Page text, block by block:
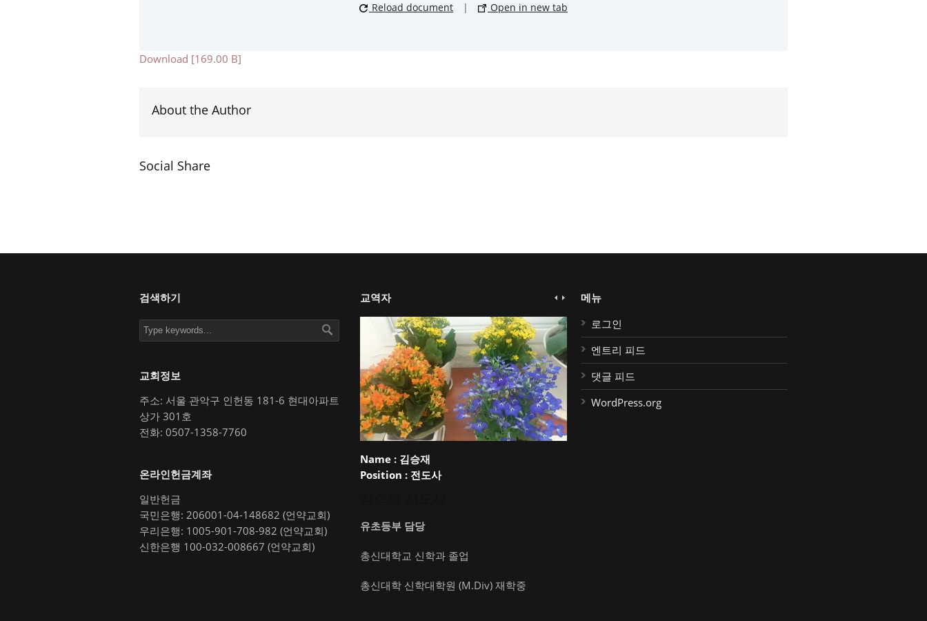
Reload document | Open in new tab
Download [169.00 B]
About the Author
Social Share
검색하기
교회정보
주소: 서울 관악구 인헌동 181-6 현대아파트
상가 301호
전화: 0507-1358-7760
온라인헌금계좌
일반헌금
국민은행: 206001-04-148682 (언약교회)
우리은행: 1005-901-708-982 (언약교회)
신한은행 100-032-008667 (언약교회)
교역자
Name :김승재
Position :전도사
유초등부 담당
총신대학교 신학과 졸업
총신대학 신학대학원 (M.Div) 재학중
메뉴
로그인
엔트리 피드
댓글 피드
WordPress.org